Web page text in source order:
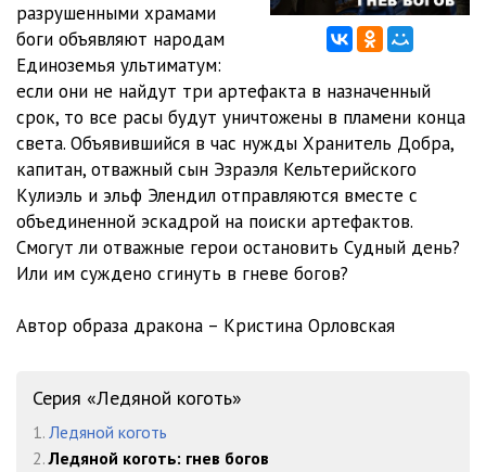
разрушенными храмами
боги объявляют народам
Единоземья ультиматум:
если они не найдут три артефакта в назначенный
срок, то все расы будут уничтожены в пламени конца
света. Объявившийся в час нужды Хранитель Добра,
капитан, отважный сын Эзраэля Кельтерийского
Кулиэль и эльф Элендил отправляются вместе с
объединенной эскадрой на поиски артефактов.
Смогут ли отважные герои остановить Судный день?
Или им суждено сгинуть в гневе богов?
Автор образа дракона – Кристина Орловская
Серия «Ледяной коготь»
1. Ледяной коготь
2. Ледяной коготь: гнев богов